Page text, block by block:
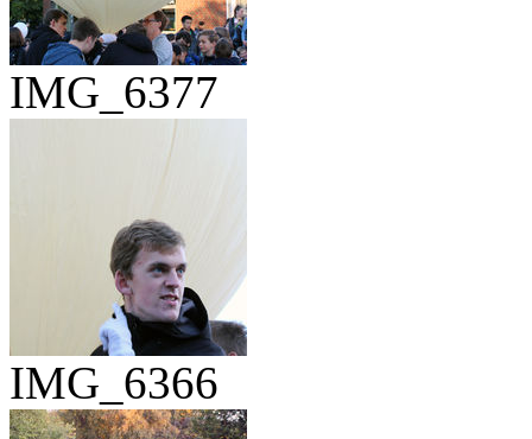
IMG_6377
IMG_6366